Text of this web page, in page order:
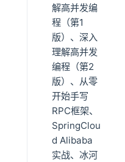
解高并发编
程（第1
版）、深入
理解高并发
编程（第2
版）、从零
开始手写
RPC框架、
SpringClou
d Alibaba
实战、冰河